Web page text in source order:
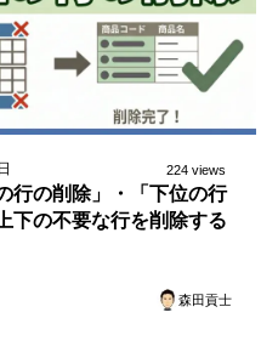
224 views
行の削除」・「下位の行
下の不要な行を削除する
森田貢士